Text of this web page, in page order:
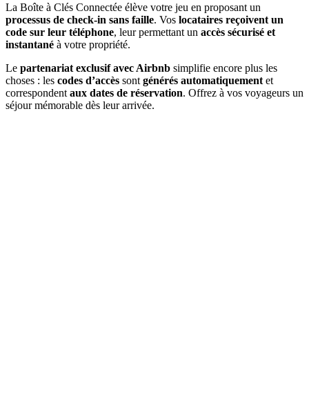
La Boîte à Clés Connectée élève votre jeu en proposant un
processus de check-in sans faille. Vos locataires reçoivent un
code sur leur téléphone, leur permettant un accès sécurisé et
instantané à votre propriété.
Le partenariat exclusif avec Airbnb simplifie encore plus les
choses : les codes d’accès sont générés automatiquement et
correspondent aux dates de réservation. Offrez à vos voyageurs un
séjour mémorable dès leur arrivée.